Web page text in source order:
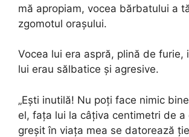
mă apropiam, vocea bărbatului a
zgomotul orașului.
Vocea lui era aspră, plină de furie,
lui erau sălbatice și agresive.
„Ești inutilă! Nu poți face nimic
el, fața lui la câțiva centimetri de a
greșit în viața mea se datorează